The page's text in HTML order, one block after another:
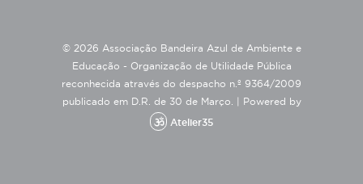
© 2026 Associação Bandeira Azul de Ambiente e
Educação - Organização de Utilidade Pública
reconhecida através do despacho n.º 9364/2009
publicado em D.R. de 30 de Março. |
Powered by
Atelier35